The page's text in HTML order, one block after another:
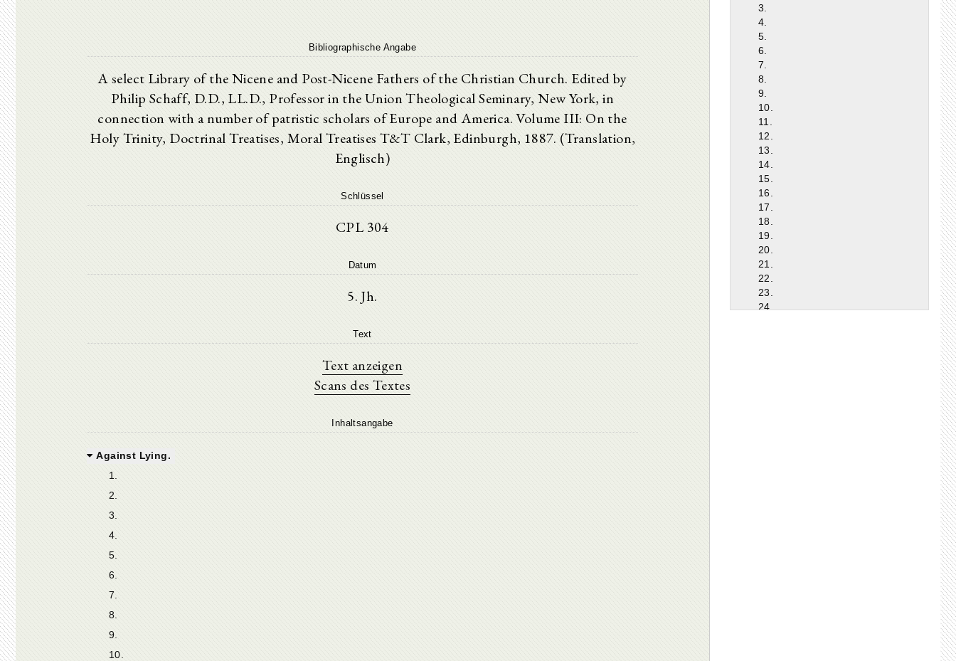
Bibliographische Angabe
A select Library of the Nicene and Post-Nicene Fathers of the Christian Church. Edited by
Philip Schaff, D.D., LL.D., Professor in the Union Theological Seminary, New York, in
connection with a number of patristic scholars of Europe and America. Volume III: On the
Holy Trinity, Doctrinal Treatises, Moral Treatises T&T Clark, Edinburgh, 1887. (Translation,
Englisch)
Schlüssel
CPL 304
Datum
5. Jh.
Text
Text anzeigen
Scans des Textes
Inhaltsangabe
Against Lying.
1.
2.
3.
4.
5.
6.
7.
8.
9.
10.
3.
4.
5.
6.
7.
8.
9.
10.
11.
12.
13.
14.
15.
16.
17.
18.
19.
20.
21.
22.
23.
24.